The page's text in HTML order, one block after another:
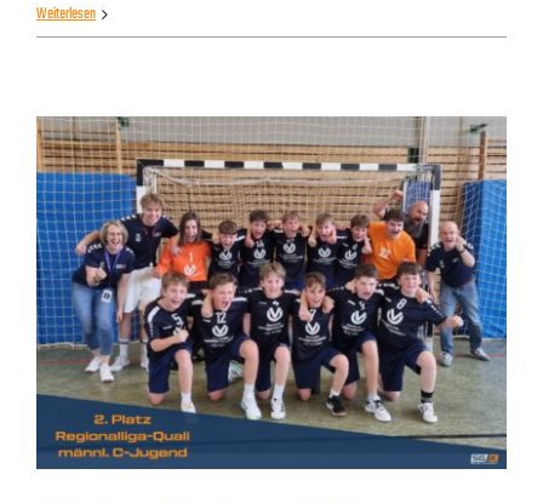
Weiterlesen